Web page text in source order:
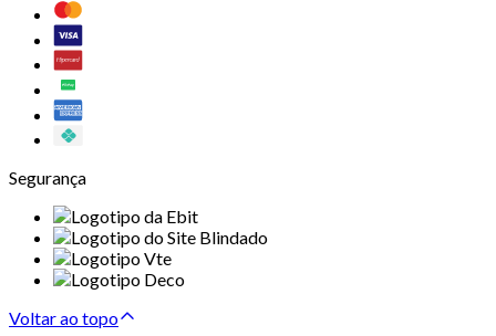
Segurança
Voltar ao topo